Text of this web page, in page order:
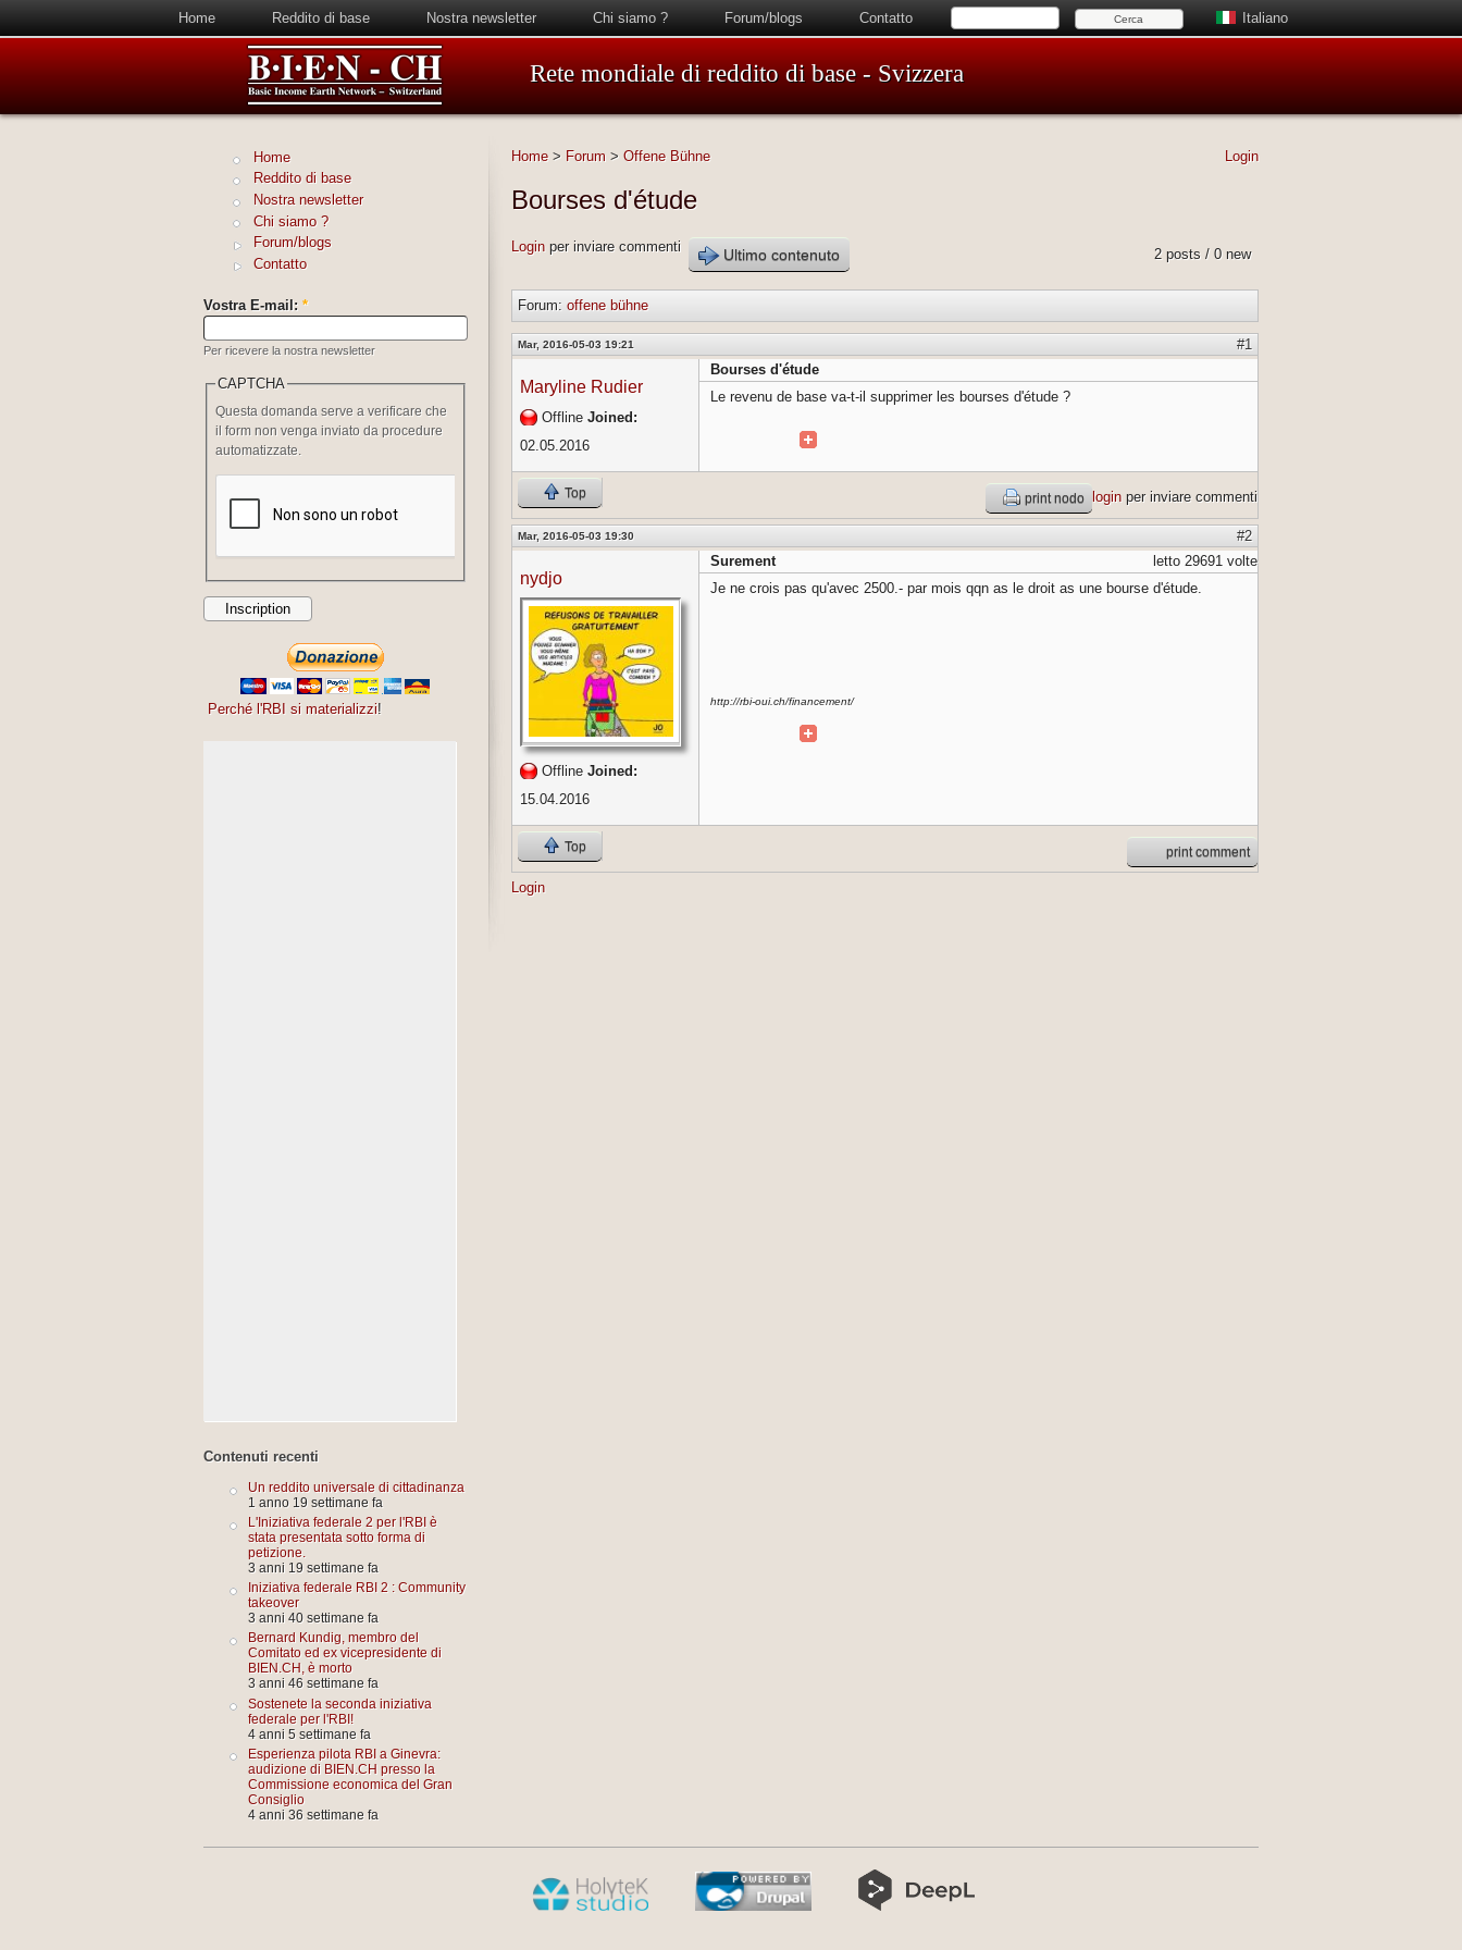
Home Reddito di base Nostra newsletter Chi siamo ? Forum/blogs Contatto Italiano
Rete mondiale di reddito di base - Svizzera
Login
Home > Forum >Offene Bühne
Bourses d'étude
2 posts / 0 new
Login per inviare commenti Ultimo contenuto
Forum:offene bühne
Mar, 2016-05-03 19:21 #1
Maryline Rudier
OfflineJoined:
02.05.2016
Bourses d'étude
Le revenu de base va-t-il supprimer les bourses d'étude ?
Top print nodo login per inviare commenti
Mar, 2016-05-03 19:30 #2
nydjo
OfflineJoined:
15.04.2016
letto 29691 volte
Surement
Je ne crois pas qu'avec 2500.- par mois qqn as le droit as une bourse d'étude.
http://rbi-oui.ch/financement/
Top print comment
Login
Home
Reddito di base
Nostra newsletter
Chi siamo ?
Forum/blogs
Contatto
Vostra E-mail: *
Per ricevere la nostra newsletter
CAPTCHA
Questa domanda serve a verificare che
il form non venga inviato da procedure
automatizzate.
Perché l'RBI si materializzi!
Contenuti recenti
Un reddito universale di cittadinanza
1 anno 19 settimane fa
L'Iniziativa federale 2 per l'RBI è
stata presentata sotto forma di
petizione.
3 anni 19 settimane fa
Iniziativa federale RBI 2 : Community
takeover
3 anni 40 settimane fa
Bernard Kundig, membro del
Comitato ed ex vicepresidente di
BIEN.CH, è morto
3 anni 46 settimane fa
Sostenete la seconda iniziativa
federale per l'RBI!
4 anni 5 settimane fa
Esperienza pilota RBI a Ginevra:
audizione di BIEN.CH presso la
Commissione economica del Gran
Consiglio
4 anni 36 settimane fa